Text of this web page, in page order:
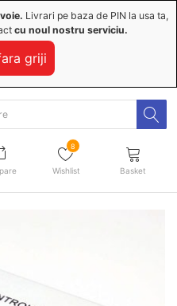
Livrari pe baza de PIN la usa ta,
cu noul nostru serviciu.
griji
8
Wishlist Basket